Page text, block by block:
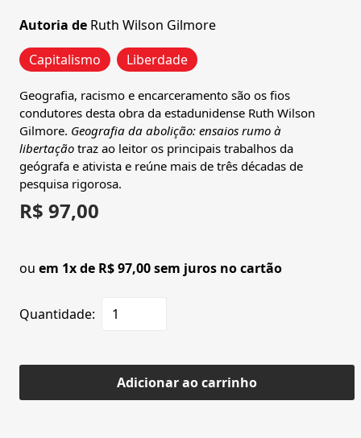
Autoria de Ruth Wilson Gilmore
Capitalismo
Liberdade
Geografia, racismo e encarceramento são os fios
condutores desta obra da estadunidense Ruth Wilson
Gilmore. Geografia da abolição: ensaios rumo à
libertação traz ao leitor os principais trabalhos da
geógrafa e ativista e reúne mais de três décadas de
pesquisa rigorosa.
R$ 97,00
ou em 1x de R$ 97,00 sem juros no cartão
Quantidade:
Adicionar ao carrinho